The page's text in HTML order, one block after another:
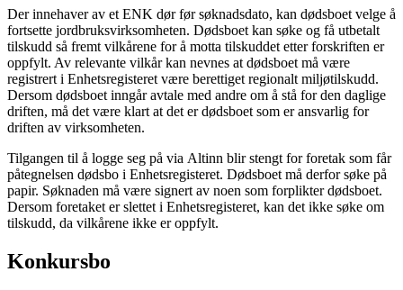
Der innehaver av et ENK dør før søknadsdato, kan dødsboet velge å
fortsette jordbruksvirksomheten. Dødsboet kan søke og få utbetalt
tilskudd så fremt vilkårene for å motta tilskuddet etter forskriften er
oppfylt. Av relevante vilkår kan nevnes at dødsboet må være
registrert i Enhetsregisteret være berettiget regionalt miljøtilskudd.
Dersom dødsboet inngår avtale med andre om å stå for den daglige
driften, må det være klart at det er dødsboet som er ansvarlig for
driften av virksomheten.
Tilgangen til å logge seg på via Altinn blir stengt for foretak som får
påtegnelsen dødsbo i Enhetsregisteret. Dødsboet må derfor søke på
papir. Søknaden må være signert av noen som forplikter dødsboet.
Dersom foretaket er slettet i Enhetsregisteret, kan det ikke søke om
tilskudd, da vilkårene ikke er oppfylt.
Konkursbo